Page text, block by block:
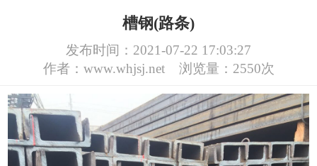
槽钢(路条)
发布时间：2021-07-22 17:03:27
作者：www.whjsj.net
浏览量：2550次